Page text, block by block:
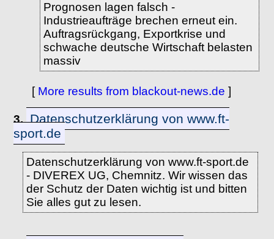
Prognosen lagen falsch -
Industrieaufträge brechen erneut ein.
Auftragsrückgang, Exportkrise und
schwache deutsche Wirtschaft belasten
massiv
[ More results from blackout-news.de ]
3. Datenschutzerklärung von www.ft-
sport.de
Datenschutzerklärung von www.ft-sport.de
- DIVEREX UG, Chemnitz. Wir wissen das
der Schutz der Daten wichtig ist und bitten
Sie alles gut zu lesen.